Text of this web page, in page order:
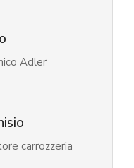
Adler
carrozzeria